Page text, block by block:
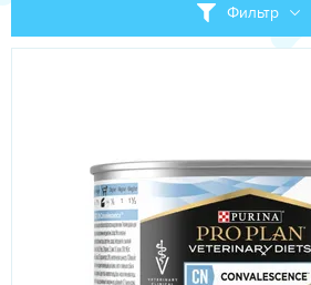
Фильтр